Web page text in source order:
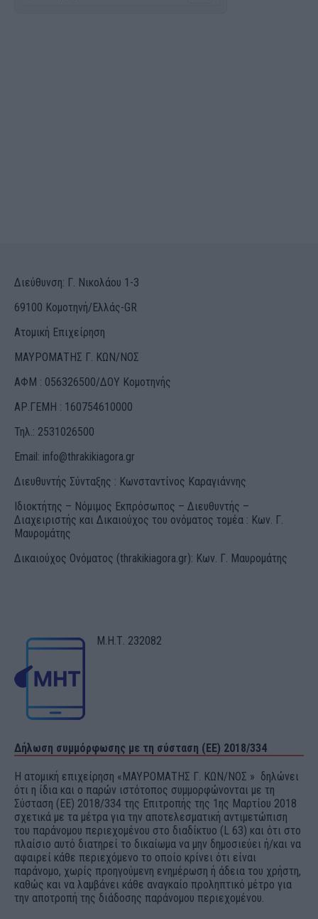
Διεύθυνση: Γ. Νικολάου 1-3
69100 Κομοτηνή/Ελλάς-GR
Ατομική Επιχείρηση
ΜΑΥΡΟΜΑΤΗΣ Γ. ΚΩΝ/ΝΟΣ
ΑΦΜ : 056326500/ΔOΥ Κομοτηνής
ΑΡ.ΓΕΜΗ : 160754610000
Τηλ.: 2531026500
Email: info@thrakikiagora.gr
Διευθυντής Σύνταξης : Κωνσταντίνος Καραγιάννης
Ιδιοκτήτης – Νόμιμος Εκπρόσωπος – Διευθυντής –
Διαχειριστής και Δικαιούχος του ονόματος τομέα : Κων. Γ.
Μαυρομάτης
Δικαιούχος Ονόματος (thrakikiagora.gr): Κων. Γ. Μαυρομάτης
Μ.Η.Τ. 232082
Δήλωση συμμόρφωσης με τη σύσταση (ΕΕ) 2018/334
Η ατομική επιχείρηση «ΜΑΥΡΟΜΑΤΗΣ Γ. ΚΩΝ/ΝΟΣ » δηλώνει
ότι η ίδια και ο παρών ιστότοπος συμμορφώνονται με τη
Σύσταση (ΕΕ) 2018/334 της Επιτροπής της 1ης Μαρτίου 2018
σχετικά με τα μέτρα για την αποτελεσματική αντιμετώπιση
του παράνομου περιεχομένου στο διαδίκτυο (L 63) και ότι στο
πλαίσιο αυτό διατηρεί το δικαίωμα να μην δημοσιεύει ή/και να
αφαιρεί κάθε περιεχόμενο το οποίο κρίνει ότι είναι
παράνομο, χωρίς προηγούμενη ενημέρωση ή άδεια του χρήστη,
καθώς και να λαμβάνει κάθε αναγκαίο προληπτικό μέτρο για
την αποτροπή της διάδοσης παράνομου περιεχομένου.